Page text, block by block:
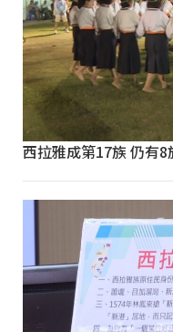
西拉雅成第17族 仍有